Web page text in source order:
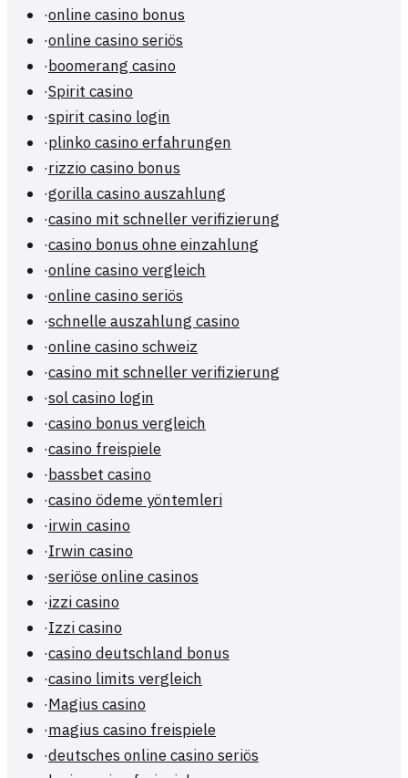
·online casino bonus
·online casino seriös
·boomerang casino
·Spirit casino
·spirit casino login
·plinko casino erfahrungen
·rizzio casino bonus
·gorilla casino auszahlung
·casino mit schneller verifizierung
·casino bonus ohne einzahlung
·online casino vergleich
·online casino seriös
·schnelle auszahlung casino
·online casino schweiz
·casino mit schneller verifizierung
·sol casino login
·casino bonus vergleich
·casino freispiele
·bassbet casino
·casino ödeme yöntemleri
·irwin casino
·Irwin casino
·seriöse online casinos
·izzi casino
·Izzi casino
·casino deutschland bonus
·casino limits vergleich
·Magius casino
·magius casino freispiele
·deutsches online casino seriös